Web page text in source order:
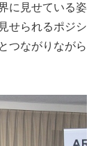
に見せている姿
せられるポジシ
つながりながら